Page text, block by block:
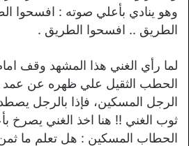
وهو ينادي بأعلي صوته : افسحوا
الطريق .. افسحوا الطريق .
لما رأي الغني هذا المشهد وقف
الحطب الثقيل علي ظهره عن عمد
الرجل المسكين، فإذا بالرجل
ثوب الغني !! هنا اخذ الغني يصرخ
الحطاب المسكين : هل تعلم ما